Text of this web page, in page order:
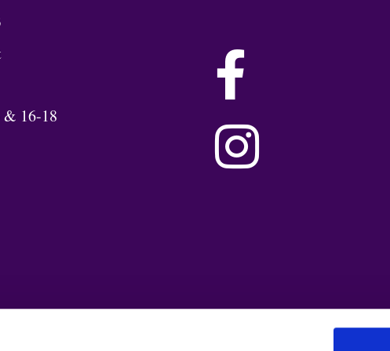
& 16-18

